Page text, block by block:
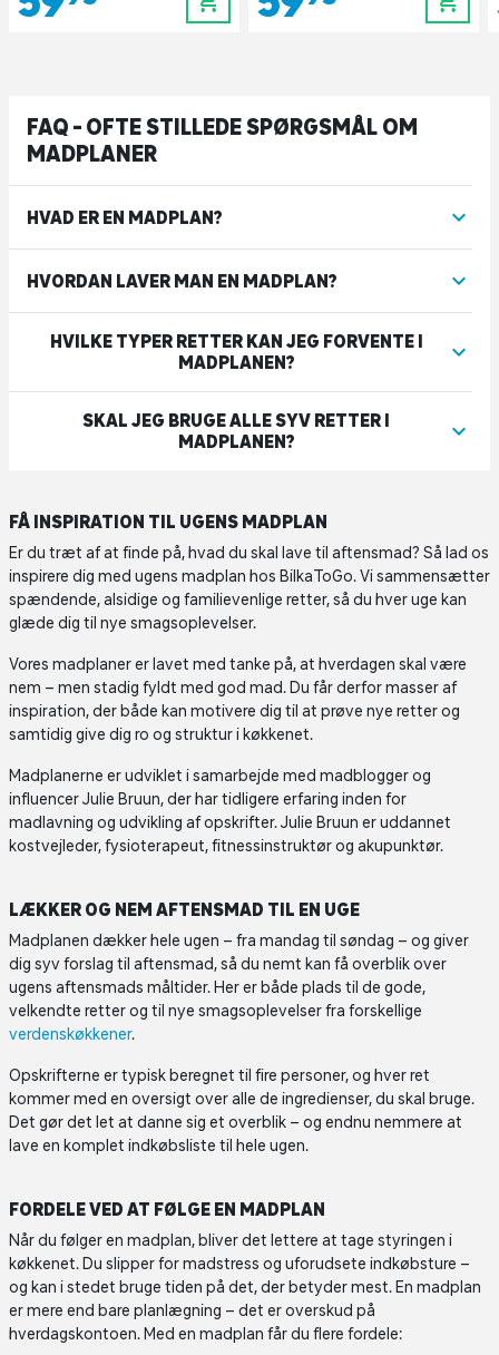
FAQ - OFTE STILLEDE SPØRGSMÅL OM
MADPLANER
HVAD ER EN MADPLAN?
HVORDAN LAVER MAN EN MADPLAN?
HVILKE TYPER RETTER KAN JEG FORVENTE I
MADPLANEN?
SKAL JEG BRUGE ALLE SYV RETTER I
MADPLANEN?
FÅ INSPIRATION TIL UGENS MADPLAN
Er du træt af at finde på, hvad du skal lave til aftensmad? Så lad os
inspirere dig med ugens madplan hos BilkaToGo. Vi sammensætter
spændende, alsidige og familievenlige retter, så du hver uge kan
glæde dig til nye smagsoplevelser.
Vores madplaner er lavet med tanke på, at hverdagen skal være
nem – men stadig fyldt med god mad. Du får derfor masser af
inspiration, der både kan motivere dig til at prøve nye retter og
samtidig give dig ro og struktur i køkkenet.
Madplanerne er udviklet i samarbejde med madblogger og
influencer Julie Bruun, der har tidligere erfaring inden for
madlavning og udvikling af opskrifter. Julie Bruun er uddannet
kostvejleder, fysioterapeut, fitnessinstruktør og akupunktør.
LÆKKER OG NEM AFTENSMAD TIL EN UGE
Madplanen dækker hele ugen – fra mandag til søndag – og giver
dig syv forslag til aftensmad, så du nemt kan få overblik over
ugens aftensmads måltider. Her er både plads til de gode,
velkendte retter og til nye smagsoplevelser fra forskellige
verdenskøkkener.
Opskrifterne er typisk beregnet til fire personer, og hver ret
kommer med en oversigt over alle de ingredienser, du skal bruge.
Det gør det let at danne sig et overblik – og endnu nemmere at
lave en komplet indkøbsliste til hele ugen.
FORDELE VED AT FØLGE EN MADPLAN
Når du følger en madplan, bliver det lettere at tage styringen i
køkkenet. Du slipper for madstress og uforudsete indkøbsture –
og kan i stedet bruge tiden på det, der betyder mest. En madplan
er mere end bare planlægning – det er overskud på
hverdagskontoen. Med en madplan får du flere fordele: